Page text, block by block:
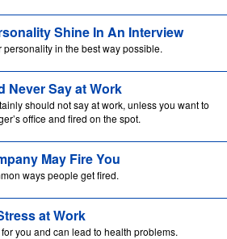
Shine In An Interview
in the best way possible.
Never Say at Work
should not say at work, unless you want to
office and fired on the spot.
May Fire You
ways people get fired.
at Work
you and can lead to health problems.